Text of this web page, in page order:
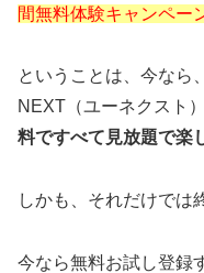
間無料体験キャンペー
ということは、今なら
NEXT（ユーネクスト
料ですべて見放題で楽
しかも、それだけでは
今なら無料お試し登録